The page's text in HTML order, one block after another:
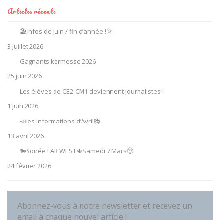
Articles récents
🏖️Infos de Juin / fin d’année !🌞
3 juillet 2026
Gagnants kermesse 2026
25 juin 2026
Les élèves de CE2-CM1 deviennent journalistes !
1 juin 2026
📣les informations d’Avril📚
13 avril 2026
🐎Soirée FAR WEST🌵Samedi 7 Mars🤠
24 février 2026
Abonnez-vous à notre newsletter et recevez un
email à chaque nouvel article !